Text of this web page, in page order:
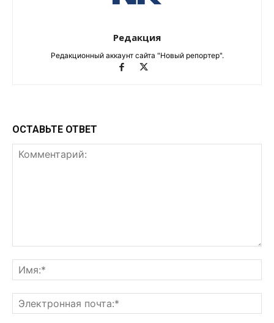
Редакция
Редакционный аккаунт сайта "Новый репортер".
ОСТАВЬТЕ ОТВЕТ